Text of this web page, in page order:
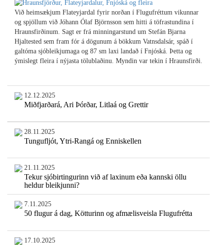
Við heimsækjum Flateyjardal fyrir norðan í Flugufréttum vikunnar
og spjöllum við Jóhann Ólaf Björnsson sem hitti á töfrastundina í
Hraunsfirðinum. Sagt er frá minningarstund um Stefán Bjarna
Hjaltested sem fram fór á dögunum á bökkum Vatnsdalsár, spáð í
galtóma sjóbleikjumaga og 87 sm laxi landað í Fnjóská. Þetta og
ýmislegt fleira í nýjasta tölublaðinu. Myndin var tekin í Hraunsfirði.
12.12.2025
Miðfjarðará, Ari Þórðar, Litlaá og Grettir
28.11.2025
Tungufljót, Ytri-Rangá og Enniskellen
21.11.2025
Tekur sjóbirtingurinn við af laxinum eða kannski öllu
heldur bleikjunni?
7.11.2025
50 flugur á dag, Kötturinn og afmælisveisla Flugufrétta
17.10.2025